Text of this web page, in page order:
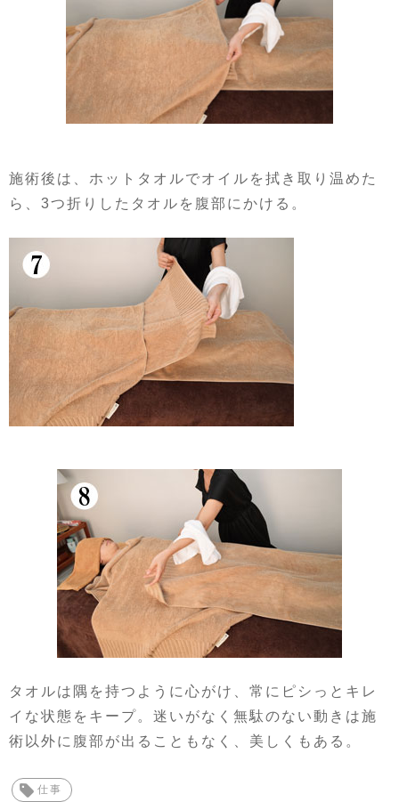
施術後は、ホットタオルでオイルを拭き取り温めた
ら、3つ折りしたタオルを腹部にかける。
タオルは隅を持つように心がけ、常にピシっとキレ
イな状態をキープ。迷いがなく無駄のない動きは施
術以外に腹部が出ることもなく、美しくもある。
仕事